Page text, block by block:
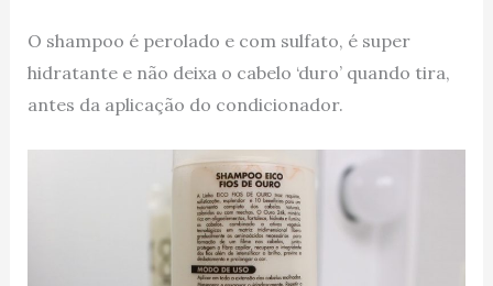
O shampoo é perolado e com sulfato, é super
hidratante e não deixa o cabelo ‘duro’ quando tira,
antes da aplicação do condicionador.